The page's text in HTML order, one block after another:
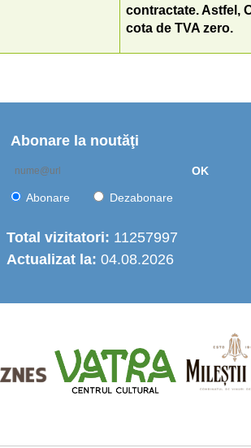
contractate. Astfel,
cota de TVA zero.
Abonare la noutăţi
OK
Abonare Dezabonare
Total vizitatori: 11257997
Actualizat la: 04.08.2026